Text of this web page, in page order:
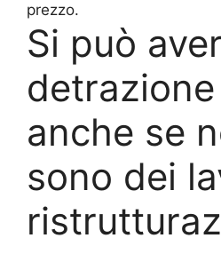
prezzo.
Si può
anche se
sono dei